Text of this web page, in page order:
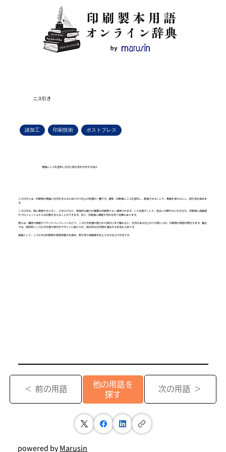
ニス引き
諸加工 印刷技術 ポストプレス
表面にニスを塗布し光沢と耐久性を付与する加工
ニス引きとは、印刷物の表面に光沢を与えるために行う仕上げ処理の一種です。通常、印刷後にニスを塗布し、乾燥させることで、表面を滑らかにし、耐久性を高めま
す。
ニス引きは、特に表紙やポスター、カタログなど、視覚的な魅力が重要な印刷物でよく使用されます。ニスを施すことで、色合いが鮮やかに引き立ち、印刷物に高級感
やプロフェッショナルな印象を与えることができます。また、印刷後に摩耗や汚れを防ぐ効果もあります。
例えば、雑誌の表紙やブランドパンフレットなどで、ニス引き処理が施された部分に手で触れると、光沢のある仕上がりが感じられ、印刷物の質感が際立ちます。最近
では、局所的にニス引きを施す部分をデザインに取り入れ、部分的な光沢感を演出する手法も人気です。
結論として、ニス引きは印刷物の視覚的魅力を高め、耐久性や高級感を向上させる仕上げ方法です。
＜ 前の用語
他の用語を
探す
次の用語 ＞
powered byMarusin